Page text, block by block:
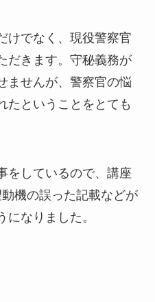
けでなく、現役警察官
だきます。守秘義務が
ませんが、警察官の悩
たということをとても
をしているので、講座
機の誤った記載などが
なりました。